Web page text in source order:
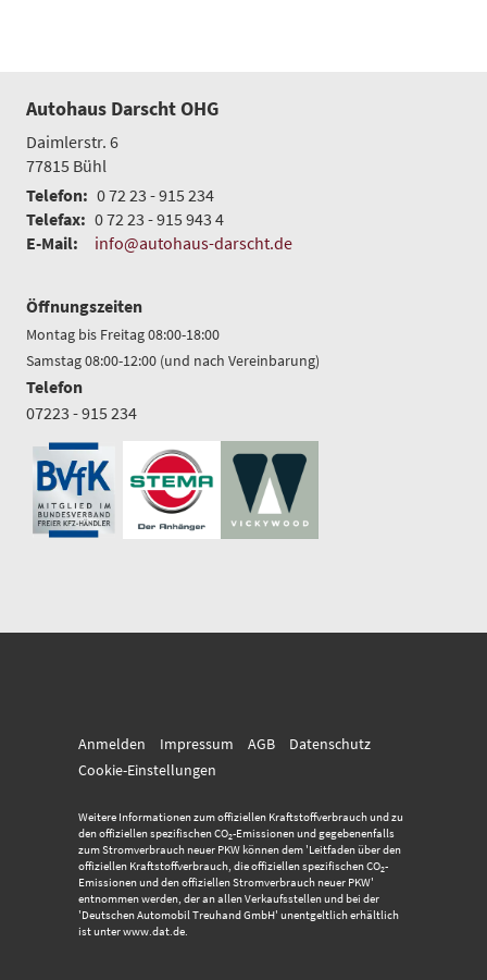
Autohaus Darscht OHG
Daimlerstr. 6
77815 Bühl
Telefon: 0 72 23 - 915 234
Telefax: 0 72 23 - 915 943 4
E-Mail:
info@autohaus-darscht.de
Öffnungszeiten
Montag bis Freitag 08:00-18:00
Samstag 08:00-12:00 (und nach Vereinbarung)
Telefon
07223 - 915 234
Anmelden Impressum AGB
Datenschutz
Cookie-Einstellungen
Weitere Informationen zum offiziellen Kraftstoffverbrauch und zu
den offiziellen spezifischen CO2-Emissionen und gegebenenfalls
zum Stromverbrauch neuer PKW können dem 'Leitfaden über den
offiziellen Kraftstoffverbrauch, die offiziellen spezifischen CO2-
Emissionen und den offiziellen Stromverbrauch neuer PKW'
entnommen werden, der an allen Verkaufsstellen und bei der
'Deutschen Automobil Treuhand GmbH' unentgeltlich erhältlich
ist unter www.dat.de.